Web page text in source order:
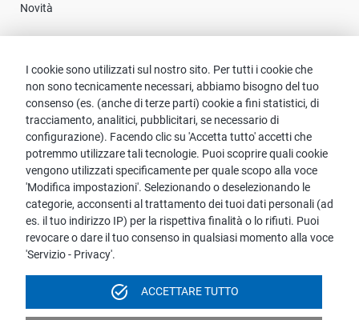
I cookie sono utilizzati sul nostro sito. Per tutti i cookie che
non sono tecnicamente necessari, abbiamo bisogno del tuo
consenso (es. (anche di terze parti) cookie a fini statistici, di
tracciamento, analitici, pubblicitari, se necessario di
configurazione). Facendo clic su 'Accetta tutto' accetti che
potremmo utilizzare tali tecnologie. Puoi scoprire quali cookie
vengono utilizzati specificamente per quale scopo alla voce
'Modifica impostazioni'. Selezionando o deselezionando le
categorie, acconsenti al trattamento dei tuoi dati personali (ad
es. il tuo indirizzo IP) per la rispettiva finalità o lo rifiuti. Puoi
revocare o dare il tuo consenso in qualsiasi momento alla voce
'Servizio - Privacy'.
task_alt ACCETTARE TUTTO
Novità
Contattare proWIN
FAQ servizio
Avviso:
Per ragioni di più facile leggibilità, il linguaggio maschile è usato
per nomi e pronomi personali. Tuttavia, ciò non implica
discriminazione, ma dovrebbe essere inteso come neutrale
rispetto al genere nell'interesse della semplificazione linguistica.